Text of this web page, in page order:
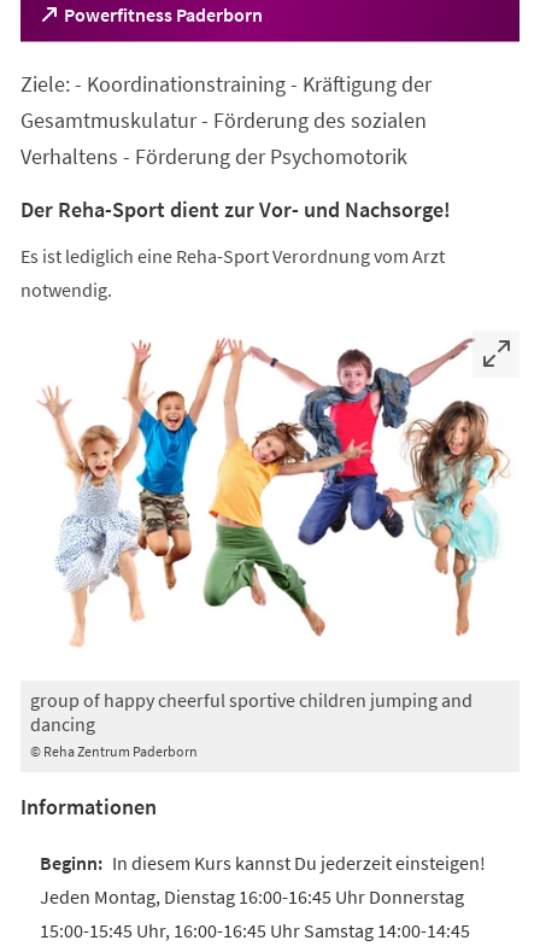
Powerfitness Paderborn
(Öffnet
in
neuen
Ziele: - Koordinationstraining - Kräftigung der
Gesamtmuskulatur - Förderung des sozialen
Verhaltens - Förderung der Psychomotorik
Der Reha-Sport dient zur Vor- und Nachsorge!
Es ist lediglich eine Reha-Sport Verordnung vom Arzt
notwendig.
© Reha Zentrum Paderborn
group of happy cheerful sportive children jumping and
dancing
Informationen
In diesem Kurs kannst Du jederzeit einsteigen!
Jeden Montag, Dienstag 16:00-16:45 Uhr Donnerstag
15:00-15:45 Uhr, 16:00-16:45 Uhr Samstag 14:00-14:45